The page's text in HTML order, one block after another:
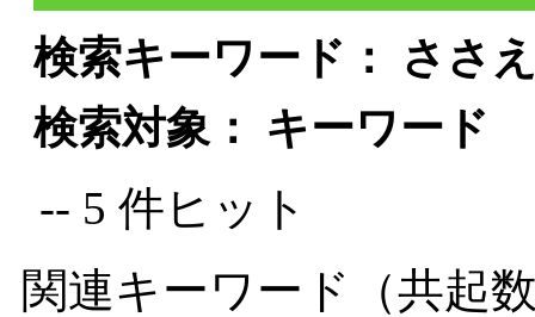
検索キーワード： ささ
検索対象： キーワード
-- 5 件ヒット
関連キーワード（共起